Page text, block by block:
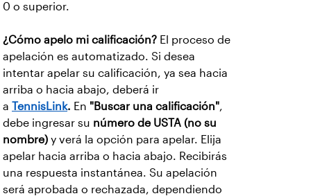
0 o superior.
¿Cómo apelo mi calificación? El proceso de
apelación es automatizado. Si desea
intentar apelar su calificación, ya sea hacia
arriba o hacia abajo, deberá ir
a TennisLink. En "Buscar una calificación",
debe ingresar su número de USTA (no su
nombre) y verá la opción para apelar. Elija
apelar hacia arriba o hacia abajo. Recibirás
una respuesta instantánea. Su apelación
será aprobada o rechazada, dependiendo